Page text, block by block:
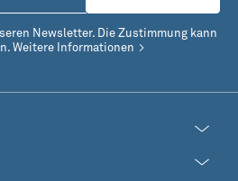
Newsletter. Die Zustimmung kann
Weitere Informationen